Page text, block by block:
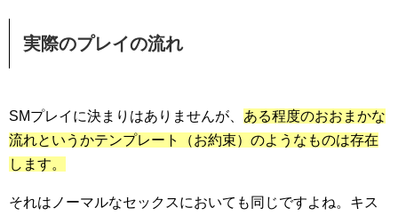
実際のプレイの流れ
SMプレイに決まりはありませんが、 ある程度のおおまかな
流れというかテンプレート（お約束）のようなものは存在
します。
それはノーマルなセックスにおいても同じですよね。キス